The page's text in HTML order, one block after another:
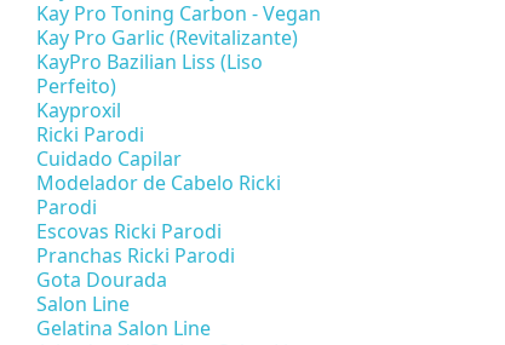
Kay Pro Toning Carbon - Vegan
Kay Pro Garlic (Revitalizante)
KayPro Bazilian Liss (Liso
Perfeito)
Kayproxil
Ricki Parodi
Cuidado Capilar
Modelador de Cabelo Ricki
Parodi
Escovas Ricki Parodi
Pranchas Ricki Parodi
Gota Dourada
Salon Line
Gelatina Salon Line